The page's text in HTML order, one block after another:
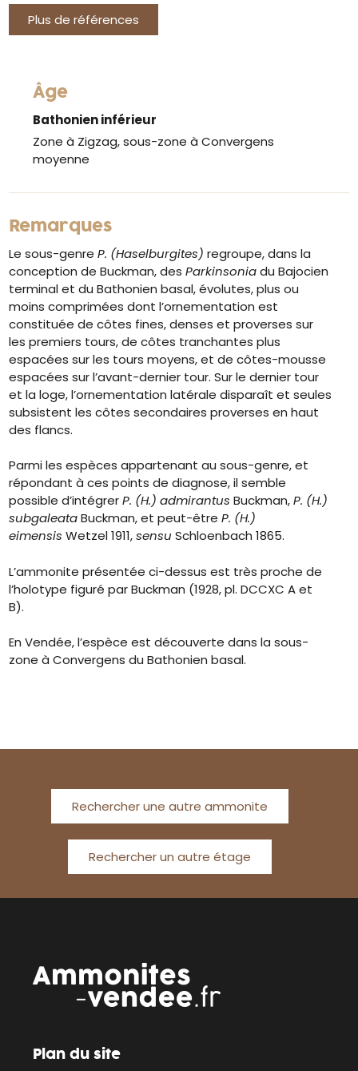
Plus de références
Âge
Bathonien inférieur
Zone à Zigzag, sous-zone à Convergens
moyenne
Remarques
Le sous-genreP. (Haselburgites) regroupe, dans la
conception de Buckman, desParkinsoniadu Bajocien
terminal et du Bathonien basal, évolutes, plus ou
moins comprimées dont l’ornementation est
constituée de côtes fines, denses et proverses sur
les premiers tours, de côtes tranchantes plus
espacées sur les tours moyens, et de côtes-mousse
espacées sur l’avant-dernier tour. Sur le dernier tour
et la loge, l’ornementation latérale disparaît et seules
subsistent les côtes secondaires proverses en haut
des flancs.
Parmi les espèces appartenant au sous-genre, et
répondant à ces points de diagnose, il semble
possible d’intégrerP. (H.) admirantus Buckman,P. (H.)
subgaleataBuckman, et peut-êtreP. (H.)
eimensis Wetzel 1911,sensu Schloenbach 1865.
L’ammonite présentée ci-dessus est très proche de
l’holotype figuré par Buckman (1928, pl. DCCXC A et
B).
En Vendée, l’espèce est découverte dans la sous-
zone à Convergens du Bathonien basal.
Rechercher une autre ammonite
Rechercher un autre étage
Plan du site